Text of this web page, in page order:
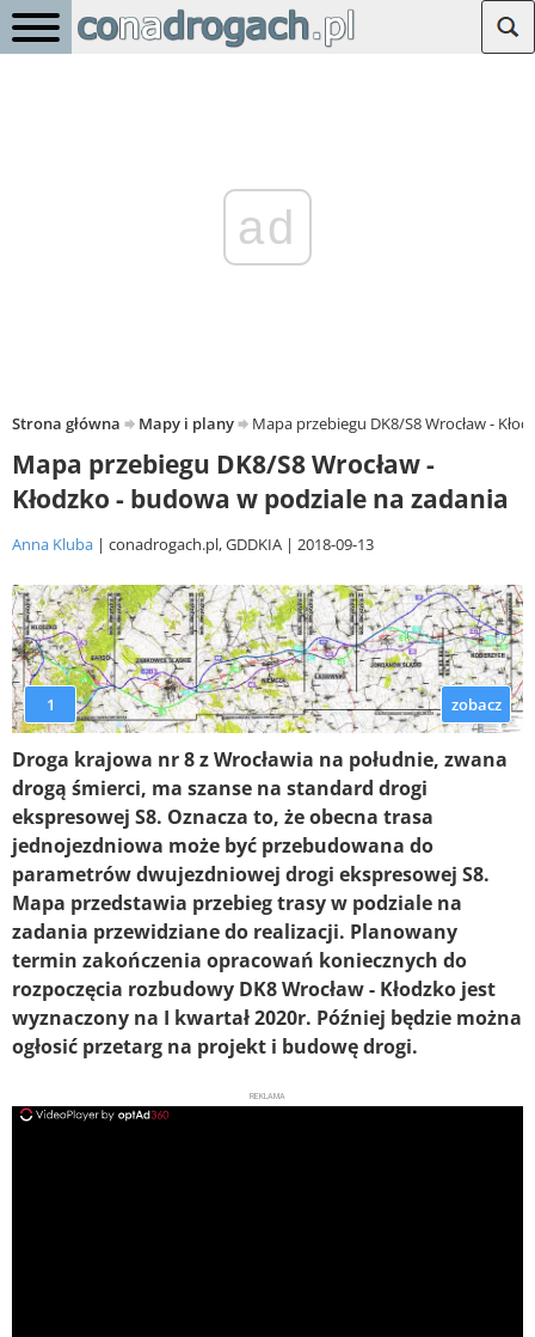
ad
Strona główna Mapy i plany Mapa przebiegu DK8/S8 Wrocław -
Mapa przebiegu DK8/S8 Wrocław -
Kłodzko - budowa w podziale na zadania
Anna Kluba conadrogach.pl, GDDKIA 2018-09-13
1 zobacz
Droga krajowa nr 8 z Wrocławia na południe, zwana
drogą śmierci, ma szanse na standard drogi
ekspresowej S8. Oznacza to, że obecna trasa
jednojezdniowa może być przebudowana do
parametrów dwujezdniowej drogi ekspresowej S8.
Mapa przedstawia przebieg trasy w podziale na
zadania przewidziane do realizacji. Planowany
termin zakończenia opracowań koniecznych do
rozpoczęcia rozbudowy DK8 Wrocław - Kłodzko jest
wyznaczony na I kwartał 2020r. Później będzie można
ogłosić przetarg na projekt i budowę drogi.
REKLAMA